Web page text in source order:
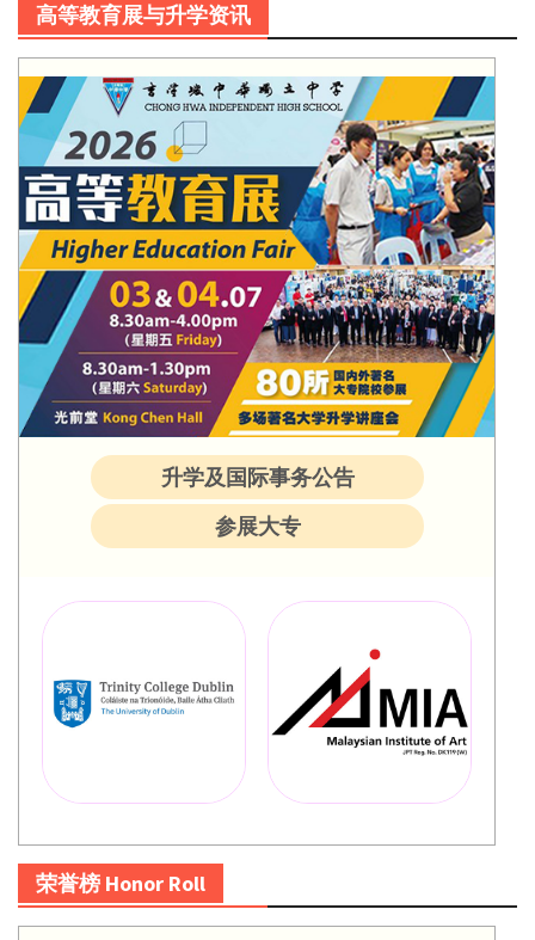
高等教育展与升学资讯
升学及国际事务公告
参展大专
荣誉榜 Honor Roll